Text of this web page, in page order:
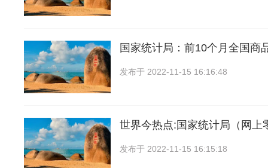
国家统计局：前10个月全国商
发布于 2022-11-15 16:16:48
世界今热点:国家统计局（网上
发布于 2022-11-15 16:15:18